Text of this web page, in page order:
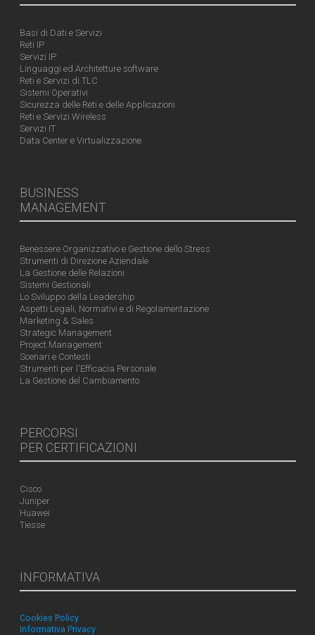
Basi di Dati e Servizi
Reti IP
Servizi IP
Linguaggi ed Architetture software
Reti e Servizi di TLC
Sistemi Operativi
Sicurezza delle Reti e delle Applicazioni
Reti e Servizi Wireless
Servizi IT
Data Center e Virtualizzazione
BUSINESS
MANAGEMENT
Benessere Organizzativo e Gestione dello Stress
Strumenti di Direzione Aziendale
La Gestione delle Relazioni
Sistemi Gestionali
Lo Sviluppo della Leadership
Aspetti Legali, Normativi e di Regolamentazione
Marketing & Sales
Strategic Management
Project Management
Scenari e Contesti
Strumenti per l'Efficacia Personale
La Gestione del Cambiamento
PERCORSI
PER CERTIFICAZIONI
Cisco
Juniper
Huawei
Tiesse
INFORMATIVA
Cookies Policy
Informativa Privacy